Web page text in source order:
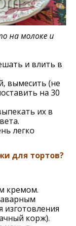
на молоке и
и влить в
вымесить (не
на 30
их в
легко
для тортов?
кремом.
корж).